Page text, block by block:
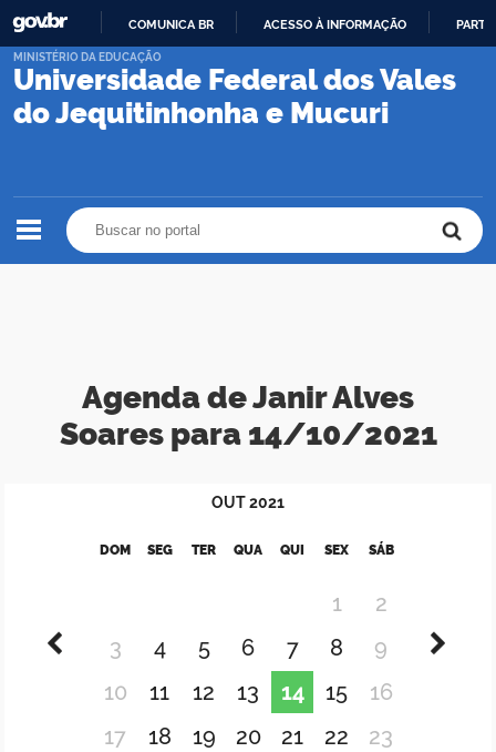
PARA
CONTEÚDO
COMUNICA BR ACESSO À INFORMAÇÃO
Universidade Federal dos Vales
do Jequitinhonha e Mucuri
MINISTÉRIO DA EDUCAÇÃO
Agenda de Janir Alves
Soares para 14/10/2021
OUT2021
DOM SEG TER QUA QUI SEX SÁB
1
2
3
4 5 6 7 8
9
10
11 12 13 14 15
16
17
18 19 20 21 22
23